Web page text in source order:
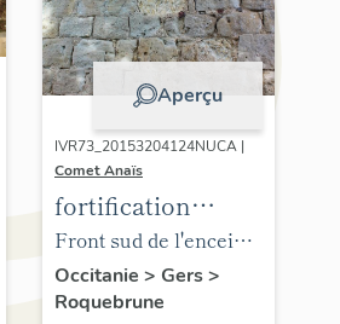
Aperçu
IVR73_20153204124NUCA |
Comet Anaïs
fortification
d'agglomération
Front sud de l'enceinte
(parcelle C 107), détail
du jour, vue depuis le
Occitanie > Gers>
Roquebrune